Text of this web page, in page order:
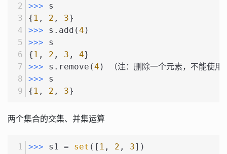
>>> s
{ 1 , 2 , 3}
>>> s.add(4 )
>>> s
{ 1 , 2 , 3 , 4}
>>> s.remove(4 ) （注：删除一个元素，不能使
>>> s
{ 1 , 2 , 3}
两个集合的交集、并集运算
>>> s1 = set ([ 1 , 2 , 3])